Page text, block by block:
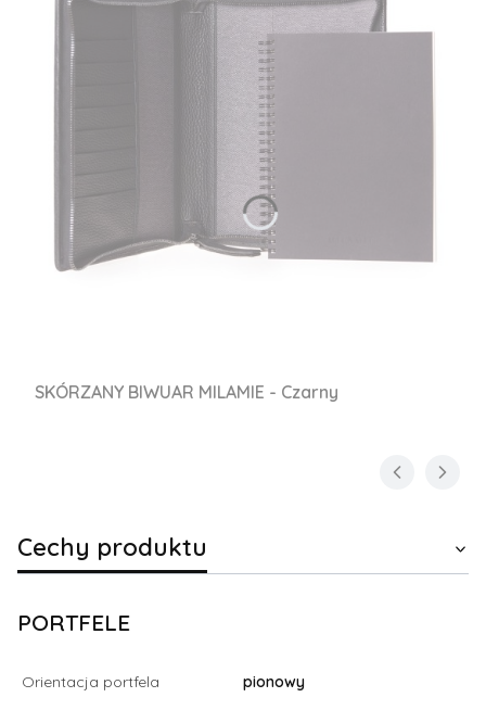
SKÓRZANY BIWUAR MILAMIE - Czarny
Cechy produktu
PORTFELE
Orientacja portfela
pionowy